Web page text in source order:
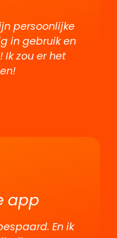
persoonlijke
in gebruik en
zou er het
app
En ik